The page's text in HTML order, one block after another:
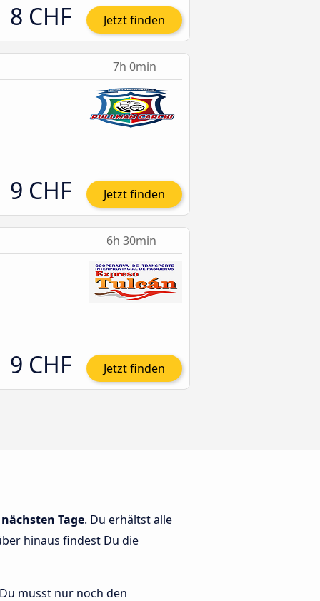
8 CHF Jetzt finden
7h 0min
9 CHF Jetzt finden
6h 30min
9 CHF Jetzt finden
Tage. Du erhältst alle
hinaus findest Du die
musst nur noch den